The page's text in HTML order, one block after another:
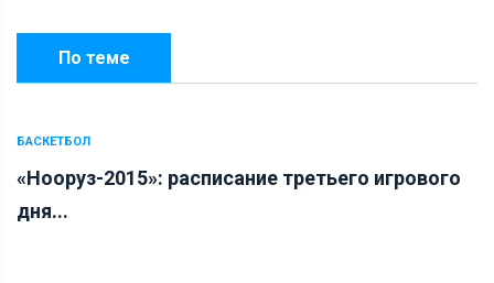
По теме
БАСКЕТБОЛ
«Нооруз-2015»: расписание третьего игрового
дня...